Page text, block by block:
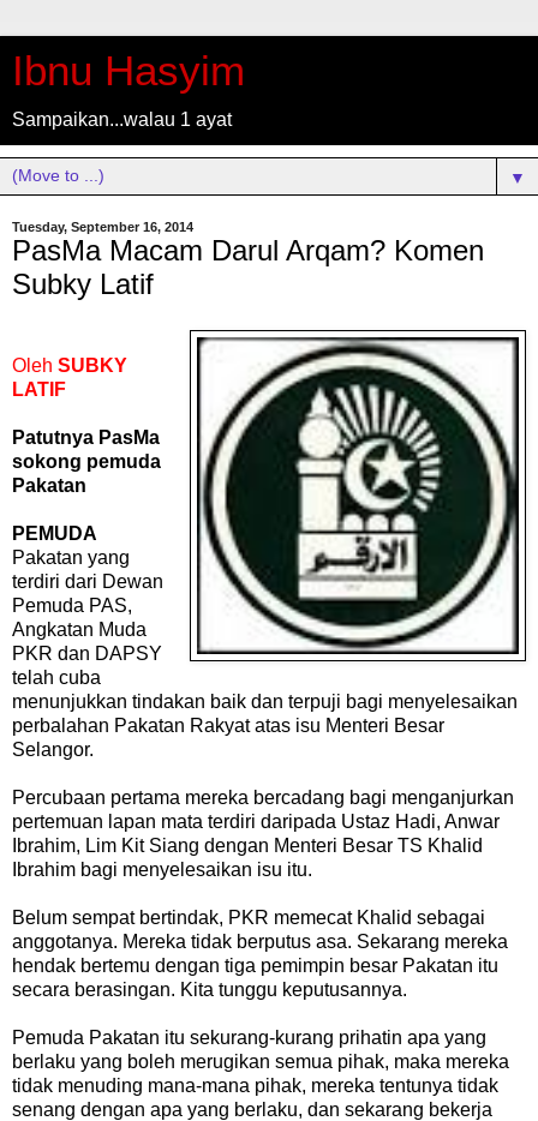
Ibnu Hasyim
Sampaikan...walau 1 ayat
▼
Tuesday, September 16, 2014
PasMa Macam Darul Arqam? Komen
Subky Latif
Oleh SUBKY
LATIF
Patutnya PasMa
sokong pemuda
Pakatan
PEMUDA
Pakatan yang
terdiri dari Dewan
Pemuda PAS,
Angkatan Muda
PKR dan DAPSY
telah cuba
menunjukkan tindakan baik dan terpuji bagi menyelesaikan
perbalahan Pakatan Rakyat atas isu Menteri Besar
Selangor.
Percubaan pertama mereka bercadang bagi menganjurkan
pertemuan lapan mata terdiri daripada Ustaz Hadi, Anwar
Ibrahim, Lim Kit Siang dengan Menteri Besar TS Khalid
Ibrahim bagi menyelesaikan isu itu.
Belum sempat bertindak, PKR memecat Khalid sebagai
anggotanya. Mereka tidak berputus asa. Sekarang mereka
hendak bertemu dengan tiga pemimpin besar Pakatan itu
secara berasingan. Kita tunggu keputusannya.
Pemuda Pakatan itu sekurang-kurang prihatin apa yang
berlaku yang boleh merugikan semua pihak, maka mereka
tidak menuding mana-mana pihak, mereka tentunya tidak
senang dengan apa yang berlaku, dan sekarang bekerja